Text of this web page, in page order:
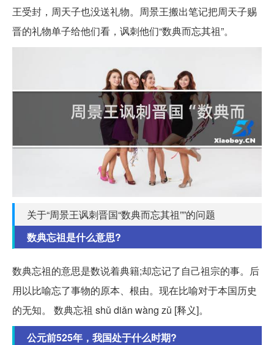
王受封，周天子也没送礼物。周景王搬出笔记把周天子赐
晋的礼物单子给他们看，讽刺他们“数典而忘其祖”。
关于“周景王讽刺晋国“数典而忘其祖””的问题
数典忘祖是什么意思?
数典忘祖的意思是数说着典籍;却忘记了自己祖宗的事。后
用以比喻忘了事物的原本、根由。现在比喻对于本国历史
的无知。 数典忘祖 shǔ diǎn wàng zǔ [释义]。
公元前525年，我国处于什么时期?